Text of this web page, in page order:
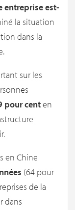
entreprise est-
la situation
dans la
sur les
pour centen
en Chine
(64 pour
de la
dans